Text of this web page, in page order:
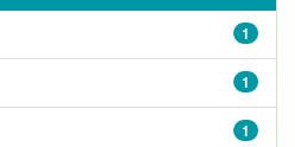
1
1
1